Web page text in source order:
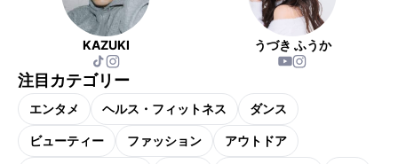
KAZUKI うづき ふうか
注目カテゴリー
エンタメ ヘルス・フィットネス ダンス
ビューティー ファッション アウトドア